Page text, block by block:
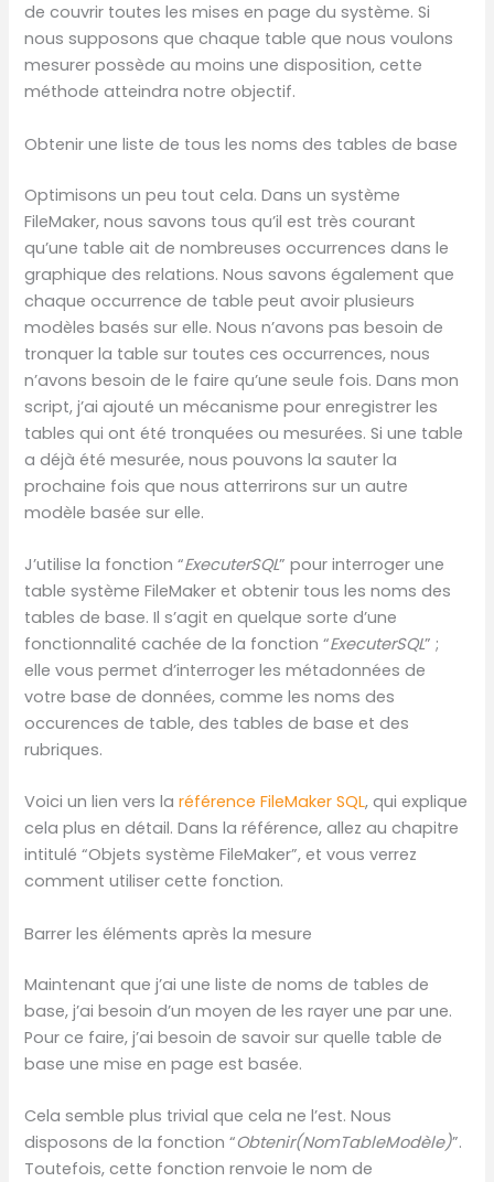
de couvrir toutes les mises en page du système. Si
nous supposons que chaque table que nous voulons
mesurer possède au moins une disposition, cette
méthode atteindra notre objectif.
Obtenir une liste de tous les noms des tables de base
Optimisons un peu tout cela. Dans un système
FileMaker, nous savons tous qu’il est très courant
qu’une table ait de nombreuses occurrences dans le
graphique des relations. Nous savons également que
chaque occurrence de table peut avoir plusieurs
modèles basés sur elle. Nous n’avons pas besoin de
tronquer la table sur toutes ces occurrences, nous
n’avons besoin de le faire qu’une seule fois. Dans mon
script, j’ai ajouté un mécanisme pour enregistrer les
tables qui ont été tronquées ou mesurées. Si une table
a déjà été mesurée, nous pouvons la sauter la
prochaine fois que nous atterrirons sur un autre
modèle basée sur elle.
J’utilise la fonction “ExecuterSQL” pour interroger une
table système FileMaker et obtenir tous les noms des
tables de base. Il s’agit en quelque sorte d’une
fonctionnalité cachée de la fonction “ExecuterSQL” ;
elle vous permet d’interroger les métadonnées de
votre base de données, comme les noms des
occurences de table, des tables de base et des
rubriques.
Voici un lien vers laréférence FileMaker SQL, qui explique
cela plus en détail. Dans la référence, allez au chapitre
intitulé “Objets système FileMaker”, et vous verrez
comment utiliser cette fonction.
Barrer les éléments après la mesure
Maintenant que j’ai une liste de noms de tables de
base, j’ai besoin d’un moyen de les rayer une par une.
Pour ce faire, j’ai besoin de savoir sur quelle table de
base une mise en page est basée.
Cela semble plus trivial que cela ne l’est. Nous
disposons de la fonction “Obtenir(NomTableModèle)”.
Toutefois, cette fonction renvoie le nom de